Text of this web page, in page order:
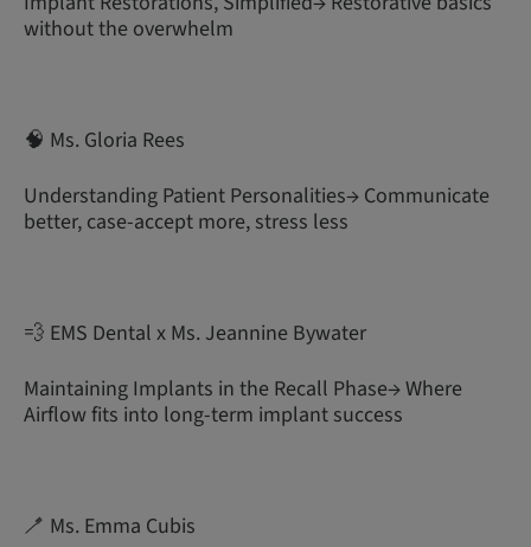
without the overwhelm
🧠 Ms. Gloria Rees
Understanding Patient Personalities→ Communicate
better, case-accept more, stress less
💨 EMS Dental x Ms. Jeannine Bywater
Maintaining Implants in the Recall Phase→ Where
Airflow fits into long-term implant success
🪥 Ms. Emma Cubis